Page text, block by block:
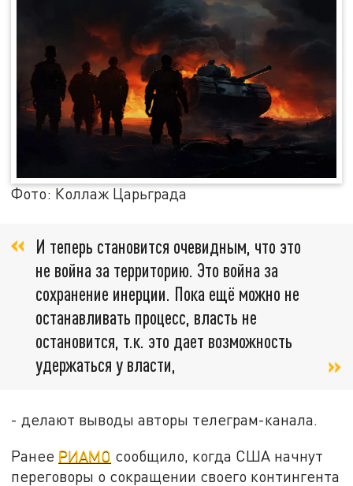
Фото: Коллаж Царьграда
И теперь становится очевидным, что это
не война за территорию. Это война за
сохранение инерции. Пока ещё можно не
останавливать процесс, власть не
остановится, т.к. это дает возможность
удержаться у власти,
- делают выводы авторы телеграм-канала.
Ранее РИАМО сообщило, когда США начнут
переговоры о сокращении своего контингента